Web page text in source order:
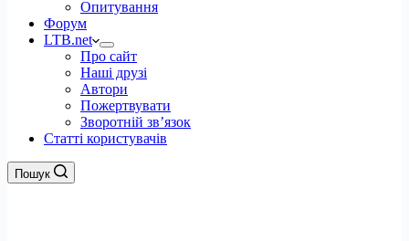
Опитування
Форум
LTB.net
Про сайт
Наші друзі
Автори
Пожертвувати
Зворотній зв’язок
Статті користувачів
Пошук